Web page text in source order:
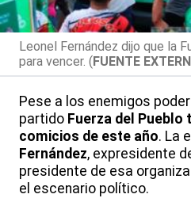
Leonel Fernández dijo que la
para vencer. (FUENTE
Pese a los enemigos
partido Fuerza del
comicios de este año. La
Fernández, expresidente
presidente de esa
el escenario político.